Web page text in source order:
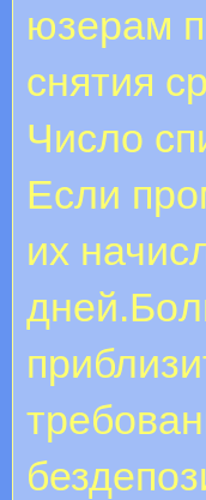
юзерам
снятия
Число
Если
их